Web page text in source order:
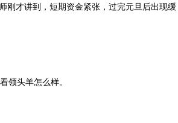
刚才讲到，短期资金紧张，过完元旦后出现缓
领头羊怎么样。